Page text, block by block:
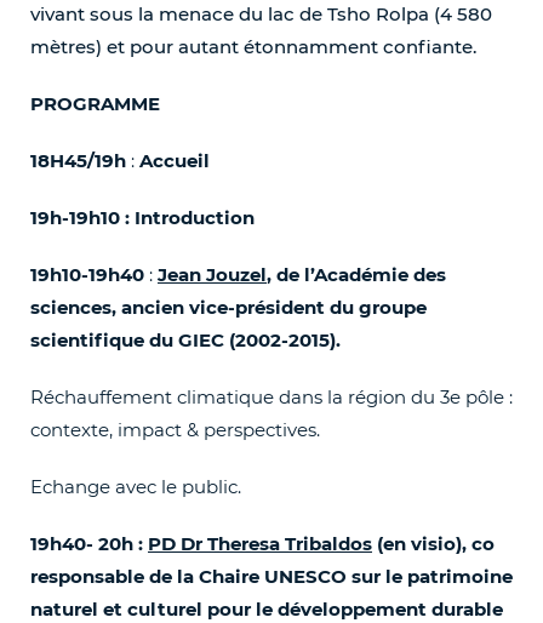
vivant sous la menace du lac de Tsho Rolpa (4 580
mètres) et pour autant étonnamment confiante.
PROGRAMME
18H45/19h : Accueil
19h-19h10 : Introduction
19h10-19h40 : Jean Jouzel, de l’Académie des
sciences, ancien vice-président du groupe
scientifique du GIEC (2002-2015).
Réchauffement climatique dans la région du 3e pôle :
contexte, impact & perspectives.
Echange avec le public.
19h40- 20h : PD Dr Theresa Tribaldos (en visio), co
responsable de la Chaire UNESCO sur le patrimoine
naturel et culturel pour le développement durable